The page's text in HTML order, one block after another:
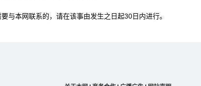
与本网联系的，请在该事由发生之日起30日内进行。